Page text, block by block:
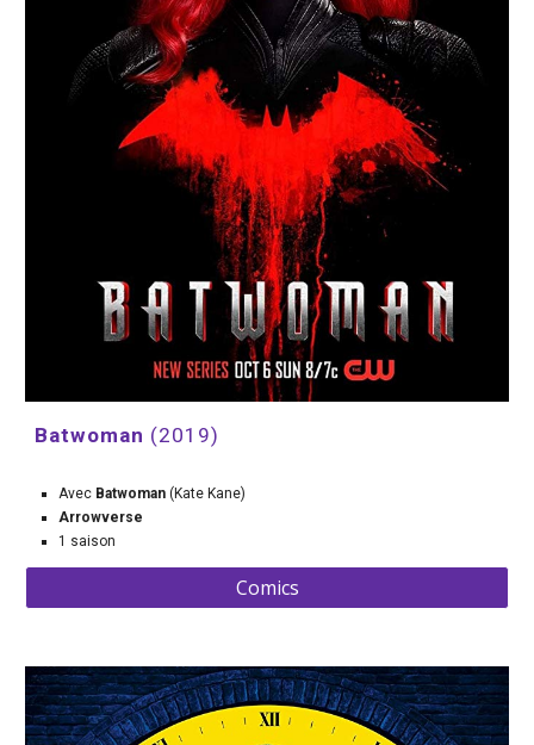
Batwoman (2019)
Avec Batwoman (Kate Kane)
Arrowverse
1 saison
Comics